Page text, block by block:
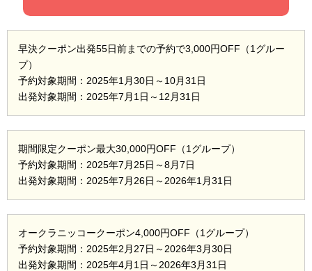
早決クーポン出発55日前までの予約で3,000円OFF（1グルー
プ）
予約対象期間：2025年1月30日～10月31日
出発対象期間：2025年7月1日～12月31日
期間限定クーポン最大30,000円OFF（1グループ）
予約対象期間：2025年7月25日～8月7日
出発対象期間：2025年7月26日～2026年1月31日
オークラニッコークーポン4,000円OFF（1グループ）
予約対象期間：2025年2月27日～2026年3月30日
出発対象期間：2025年4月1日～2026年3月31日